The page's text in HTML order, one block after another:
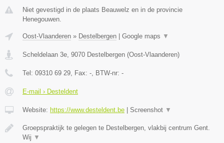
Niet gevestigd in de plaats Beauwelz en in de provincie
Henegouwen.
Oost-Vlaanderen » Destelbergen Google maps ▼
Scheldelaan 3e 9070 Destelbergen (Oost-Vlaanderen)
Tel: 09310 69 29 , Fax: - , BTW-nr: -
E-mail › Desteldent
Website: https://www.desteldent.be Screenshot ▼
Groepspraktijk te gelegen te Destelbergen, vlakbij centrum Gent.
Wij ▼